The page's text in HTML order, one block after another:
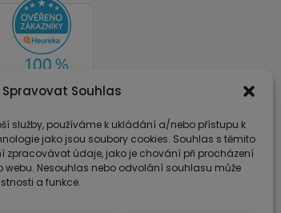
Spravovat Souhlas
služby, používáme k ukládání a/nebo přístupu k
jako jsou soubory cookies. Souhlas s těmito
zpracovávat údaje, jako je chování při procházení
webu. Nesouhlas nebo odvolání souhlasu může
a funkce.